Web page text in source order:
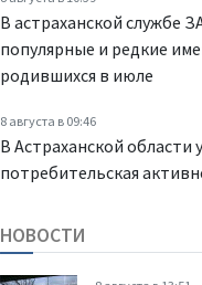
В астраханской службе
популярные и редкие
родившихся в июле
8 августа в 09:46
В Астраханской области
потребительская
НОВОСТИ